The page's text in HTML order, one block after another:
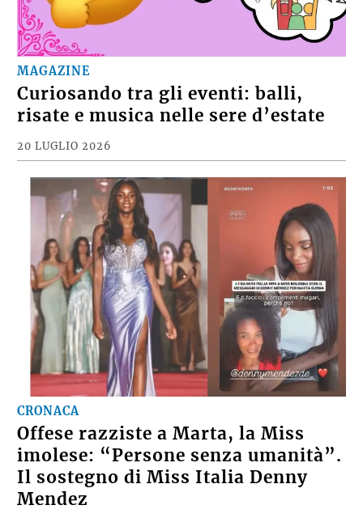
MAGAZINE
Curiosando tra gli eventi: balli,
risate e musica nelle sere d’estate
20 LUGLIO 2026
CRONACA
Offese razziste a Marta, la Miss
imolese: “Persone senza umanità”.
Il sostegno di Miss Italia Denny
Mendez